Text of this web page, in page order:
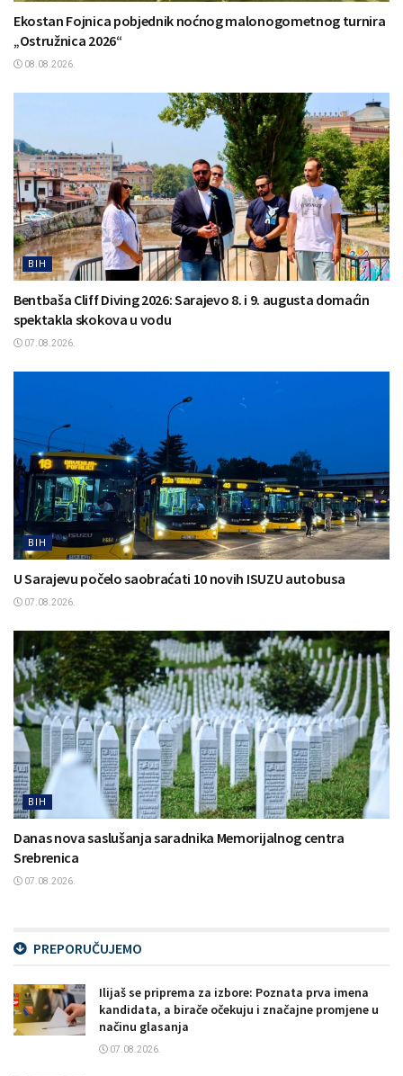
Ekostan Fojnica pobjednik noćnog malonogometnog turnira
„Ostružnica 2026“
08.08.2026.
BIH
Bentbaša Cliff Diving 2026: Sarajevo 8. i 9. augusta domaćin
spektakla skokova u vodu
07.08.2026.
BIH
U Sarajevu počelo saobraćati 10 novih ISUZU autobusa
07.08.2026.
BIH
Danas nova saslušanja saradnika Memorijalnog centra
Srebrenica
07.08.2026.
PREPORUČUJEMO
Ilijaš se priprema za izbore: Poznata prva imena
kandidata, a birače očekuju i značajne promjene u
načinu glasanja
07.08.2026.